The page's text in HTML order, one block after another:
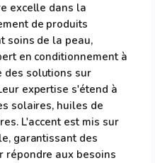
excelle dans la
de produits
soins de la peau,
en conditionnement à
des solutions sur
expertise s'étend à
solaires, huiles de
L'accent est mis sur
garantissant des
répondre aux besoins